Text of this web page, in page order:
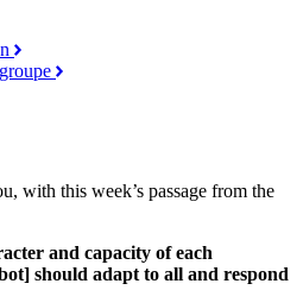
with this week’s passage from the
and capacity of each
should adapt to all and respond